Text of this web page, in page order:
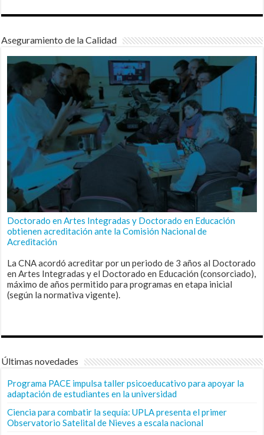
Aseguramiento de la Calidad
Doctorado en Artes Integradas y Doctorado en Educación
obtienen acreditación ante la Comisión Nacional de
Acreditación
La CNA acordó acreditar por un periodo de 3 años al Doctorado
en Artes Integradas y el Doctorado en Educación (consorciado),
máximo de años permitido para programas en etapa inicial
(según la normativa vigente).
Últimas novedades
Programa PACE impulsa taller psicoeducativo para apoyar la
adaptación de estudiantes en la universidad
Ciencia para combatir la sequía: UPLA presenta el primer
Observatorio Satelital de Nieves a escala nacional